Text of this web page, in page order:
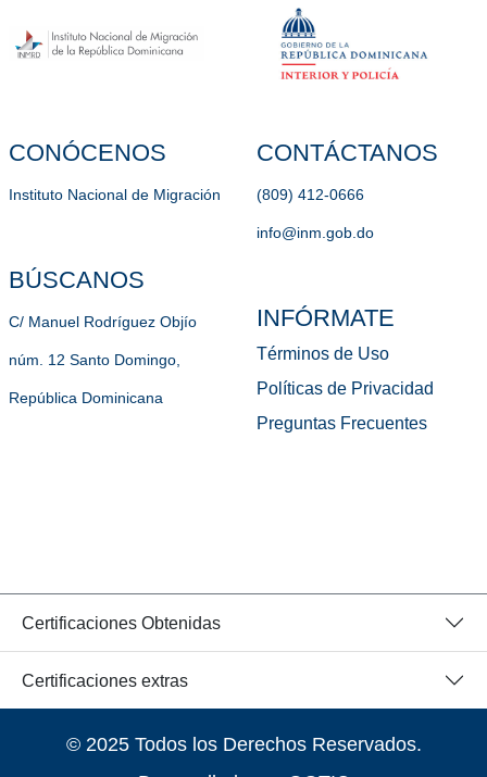
CONÓCENOS
Instituto Nacional de Migración
BÚSCANOS
C/ Manuel Rodríguez Objío
núm. 12 Santo Domingo,
República Dominicana
CONTÁCTANOS
(809) 412-0666
info@inm.gob.do
INFÓRMATE
Términos de Uso
Políticas de Privacidad
Preguntas Frecuentes
Certificaciones Obtenidas
Certificaciones extras
© 2025 Todos los Derechos Reservados.